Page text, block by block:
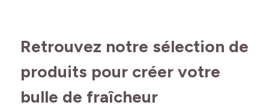
Retrouvez notre sélection de
produits pour créer votre
bulle de fraîcheur